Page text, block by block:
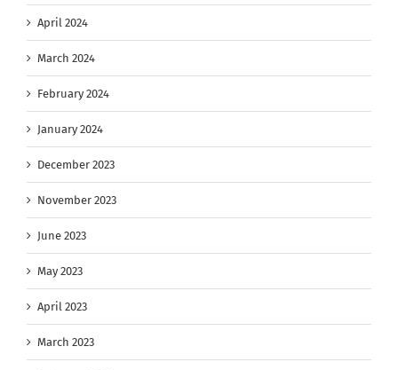
April 2024
March 2024
February 2024
January 2024
December 2023
November 2023
June 2023
May 2023
April 2023
March 2023